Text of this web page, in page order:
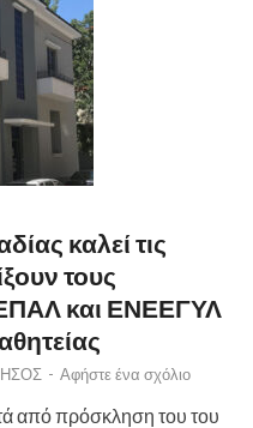
καλεί τις
τους
και ΕΝΕΕΓΥΛ
- Αφήστε ένα σχόλιο
από πρόσκληση του του